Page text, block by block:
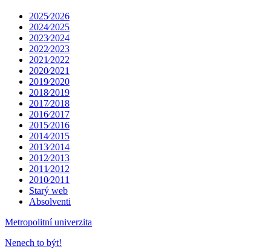
2025⁄2026
2024⁄2025
2023⁄2024
2022⁄2023
2021⁄2022
2020⁄2021
2019⁄2020
2018⁄2019
2017⁄2018
2016⁄2017
2015⁄2016
2014⁄2015
2013⁄2014
2012⁄2013
2011⁄2012
2010⁄2011
Starý web
Absolventi
Metropolitní univerzita
Nenech to být!